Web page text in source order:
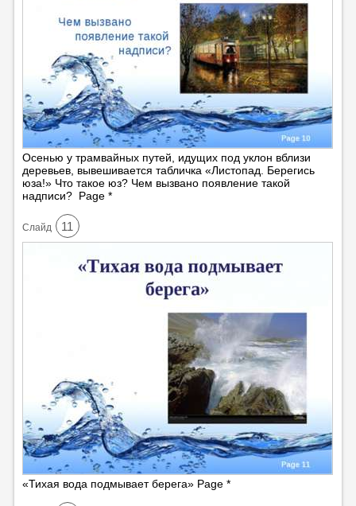
Осенью у трамвайных путей, идущих под уклон вблизи
деревьев, вывешивается табличка «Листопад. Берегись
юза!» Что такое юз? Чем вызвано появление такой
надписи? Page *
Cлайд 11
«Тихая вода подмывает берега» Page *